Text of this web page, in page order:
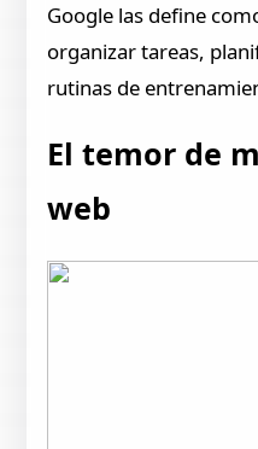
Google las define
organizar tareas,
rutinas de
El temor de
web